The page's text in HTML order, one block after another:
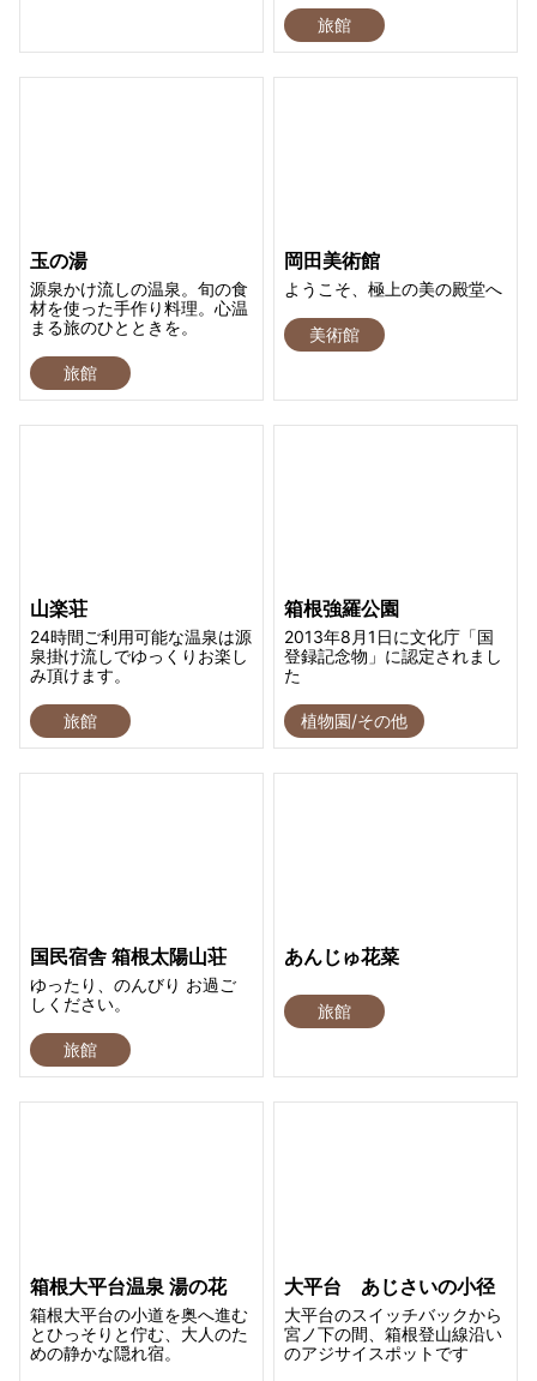
旅館
玉の湯
源泉かけ流しの温泉。旬の食
材を使った手作り料理。心温
まる旅のひとときを。
旅館
岡田美術館
ようこそ、極上の美の殿堂へ
美術館
山楽荘
24時間ご利用可能な温泉は源
泉掛け流しでゆっくりお楽し
み頂けます。
旅館
箱根強羅公園
2013年8月1日に文化庁「国
登録記念物」に認定されまし
た
植物園/その他
国民宿舎 箱根太陽山荘
ゆったり、のんびり お過ご
しください。
旅館
あんじゅ花菜
旅館
箱根大平台温泉 湯の花
箱根大平台の小道を奥へ進む
とひっそりと佇む、大人のた
めの静かな隠れ宿。
大平台 あじさいの小径
大平台のスイッチバックから
宮ノ下の間、箱根登山線沿い
のアジサイスポットです